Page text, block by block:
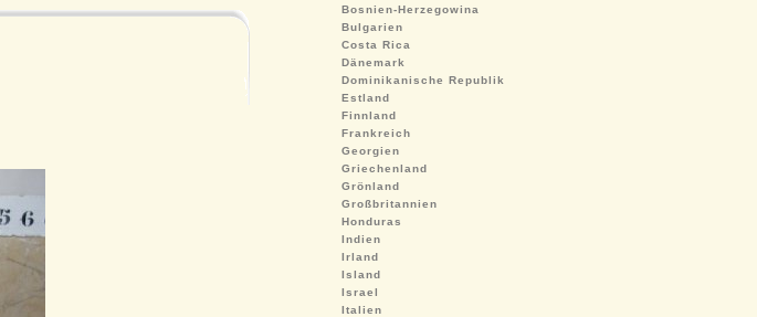
Bosnien-Herzegowina
Bulgarien
Costa Rica
Dänemark
Dominikanische Republik
Estland
Finnland
Frankreich
Georgien
Griechenland
Grönland
Großbritannien
Honduras
Indien
Irland
Island
Israel
Italien